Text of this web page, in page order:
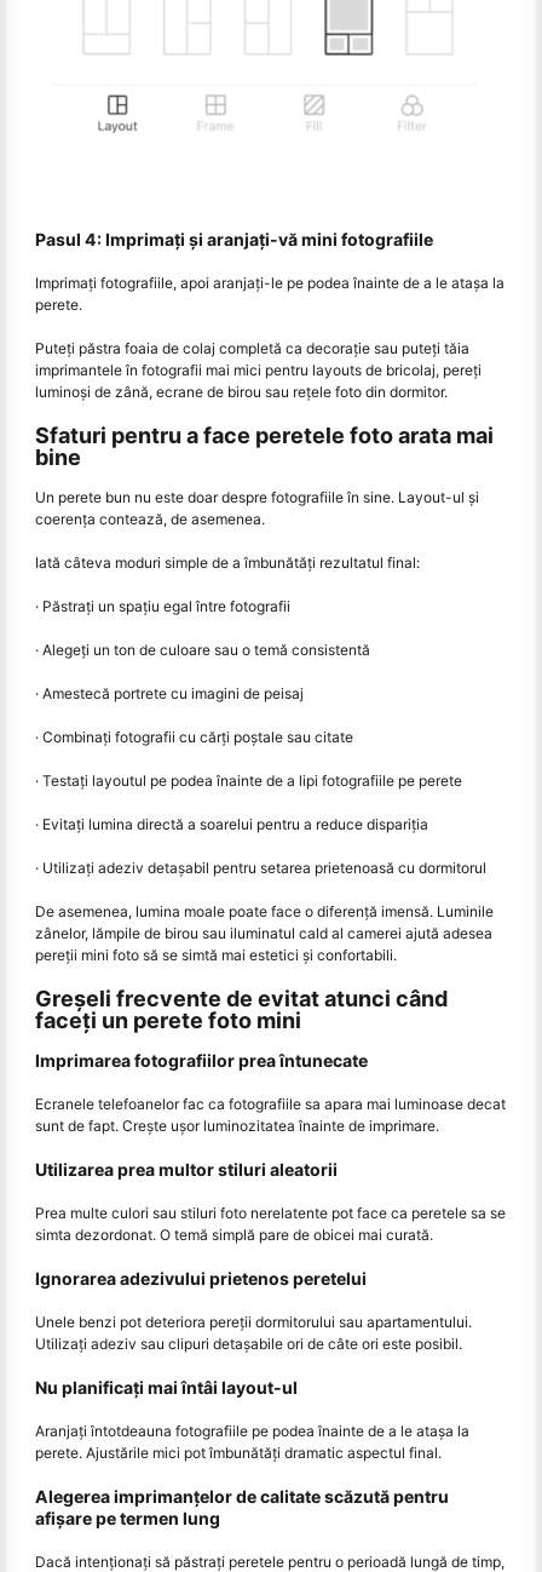
Pasul 4: Imprimați și aranjați-vă mini fotografiile
Imprimați fotografiile, apoi aranjați-le pe podea înainte de a le atașa la
perete.
Puteți păstra foaia de colaj completă ca decorație sau puteți tăia
imprimantele în fotografii mai mici pentru layouts de bricolaj, pereți
luminoși de zână, ecrane de birou sau rețele foto din dormitor.
Sfaturi pentru a face peretele foto arata mai
bine
Un perete bun nu este doar despre fotografiile în sine. Layout-ul și
coerența contează, de asemenea.
Iată câteva moduri simple de a îmbunătăți rezultatul final:
· Păstrați un spațiu egal între fotografii
· Alegeți un ton de culoare sau o temă consistentă
· Amestecă portrete cu imagini de peisaj
· Combinați fotografii cu cărți poștale sau citate
· Testați layoutul pe podea înainte de a lipi fotografiile pe perete
· Evitați lumina directă a soarelui pentru a reduce dispariția
· Utilizați adeziv detașabil pentru setarea prietenoasă cu dormitorul
De asemenea, lumina moale poate face o diferență imensă. Luminile
zânelor, lămpile de birou sau iluminatul cald al camerei ajută adesea
pereții mini foto să se simtă mai estetici și confortabili.
Greșeli frecvente de evitat atunci când
faceți un perete foto mini
Imprimarea fotografiilor prea întunecate
Ecranele telefoanelor fac ca fotografiile sa apara mai luminoase decat
sunt de fapt. Crește ușor luminozitatea înainte de imprimare.
Utilizarea prea multor stiluri aleatorii
Prea multe culori sau stiluri foto nerelatente pot face ca peretele sa se
simta dezordonat. O temă simplă pare de obicei mai curată.
Ignorarea adezivului prietenos peretelui
Unele benzi pot deteriora pereții dormitorului sau apartamentului.
Utilizați adeziv sau clipuri detașabile ori de câte ori este posibil.
Nu planificați mai întâi layout-ul
Aranjați întotdeauna fotografiile pe podea înainte de a le atașa la
perete. Ajustările mici pot îmbunătăți dramatic aspectul final.
Alegerea imprimanțelor de calitate scăzută pentru
afișare pe termen lung
Dacă intenționați să păstrați peretele pentru o perioadă lungă de timp,